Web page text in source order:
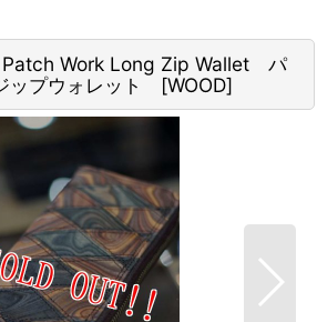
Patch Work Long Zip Wallet パ
ップウォレット [WOOD]